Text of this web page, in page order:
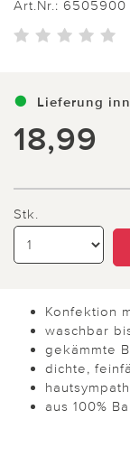
Art.Nr.: 6505900
Lieferung
18,99
Stk.
Konfektion
waschbar
gekämmte
dichte,
aus 100%